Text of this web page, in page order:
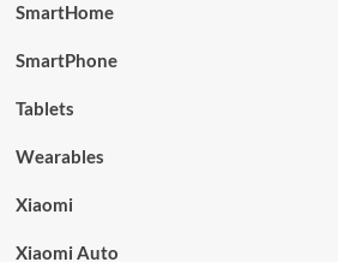
SmartHome
SmartPhone
Tablets
Wearables
Xiaomi
Xiaomi Auto